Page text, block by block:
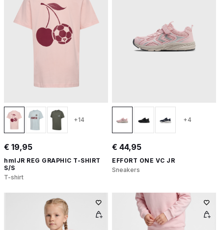
+14
€ 19,95
hmlJR REG GRAPHIC T-SHIRT
S/S
T-shirt
+4
€ 44,95
EFFORT ONE VC JR
Sneakers